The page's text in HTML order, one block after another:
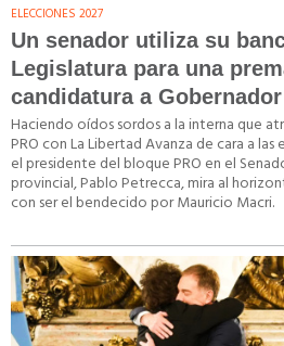
ELECCIONES 2027
Un senador utiliza su
Legislatura para una
candidatura a Gobernador
Haciendo oídos sordos a la interna que
PRO con La Libertad Avanza de cara a las
el presidente del bloque PRO en el
provincial, Pablo Petrecca, mira al
con ser el bendecido por Mauricio Macri.